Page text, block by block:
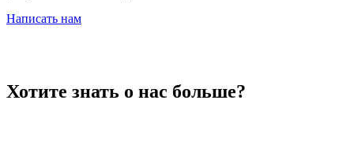
Написать нам
Хотите знать о нас больше?